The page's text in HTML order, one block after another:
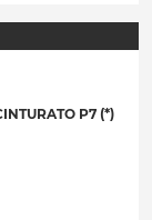
P7 (*)